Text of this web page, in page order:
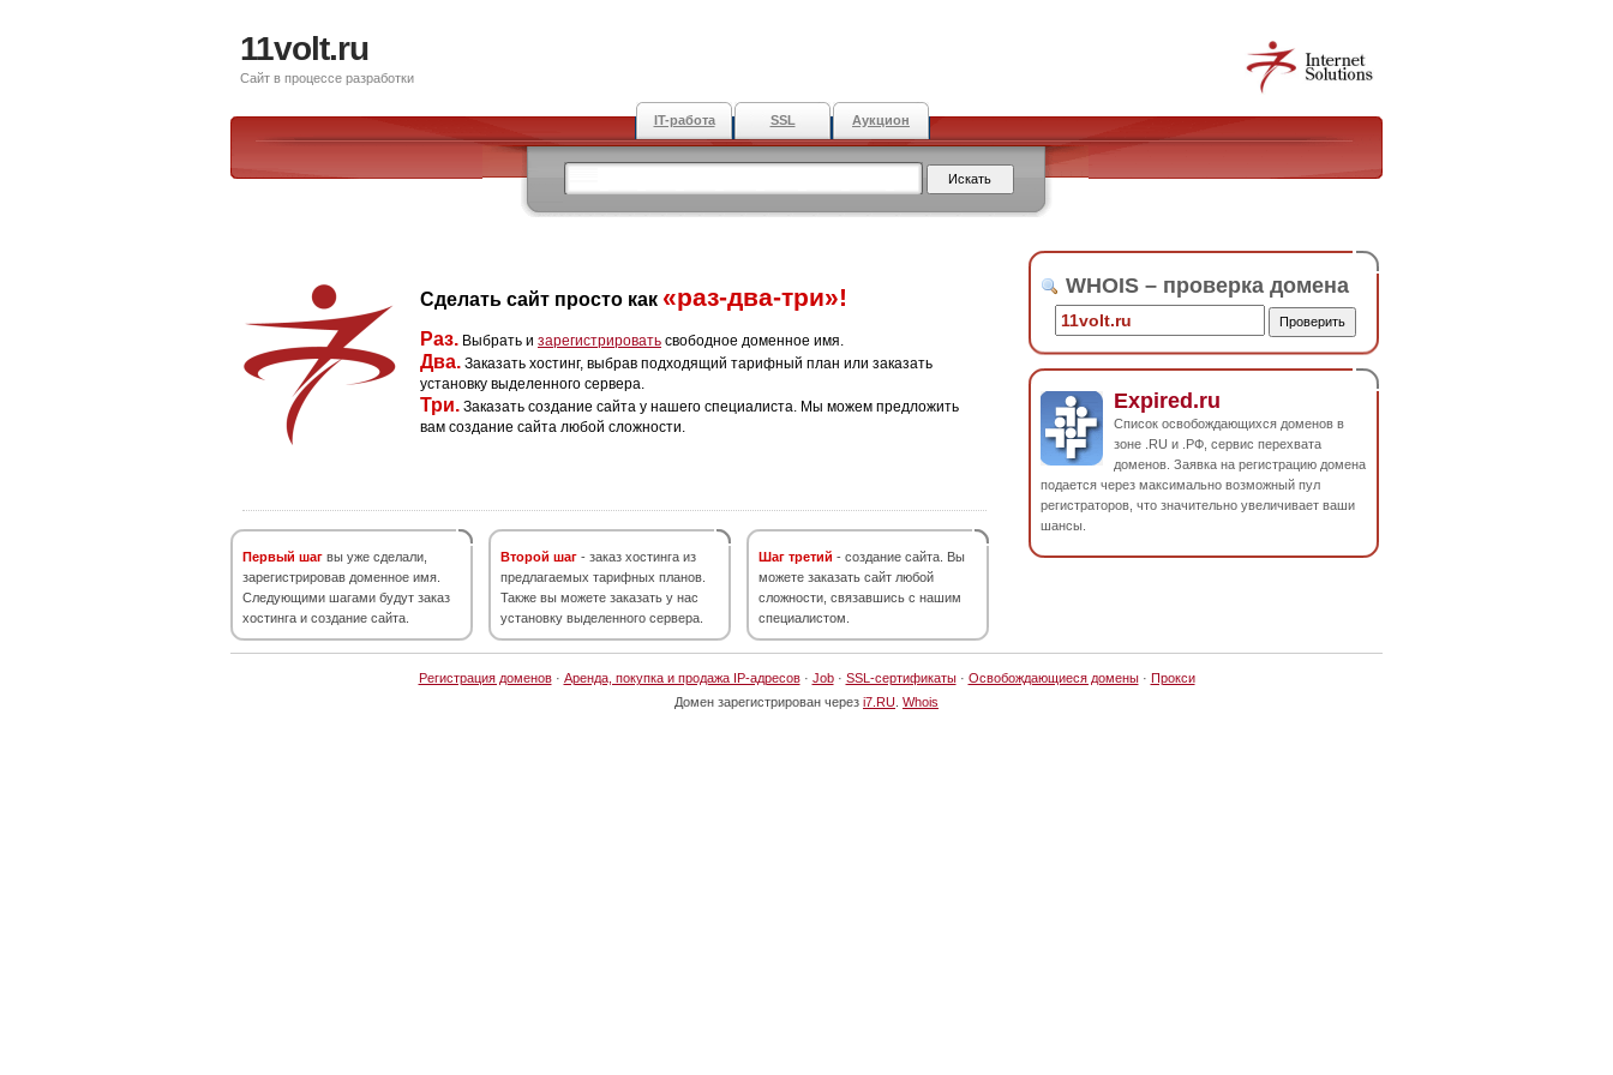
11volt.ru
Сайт в процессе разработки
IT-работа SSL Аукцион
Сделать сайт просто как «раз-два-три»!
Раз. Выбрать и зарегистрировать свободное доменное имя.
Два. Заказать хостинг, выбрав подходящий тарифный план или заказать
установку выделенного сервера.
Три. Заказать создание сайта у нашего специалиста. Мы можем предложить
вам создание сайта любой сложности.
Первый шаг вы уже сделали,
зарегистрировав доменное имя.
Следующими шагами будут заказ
хостинга и создание сайта.
Второй шаг - заказ хостинга из
предлагаемых тарифных планов.
Также вы можете заказать у нас
установку выделенного сервера.
Шаг третий - создание сайта. Вы
можете заказать сайт любой
сложности, связавшись с нашим
специалистом.
WHOIS – проверка домена
Expired.ru
Список освобождающихся доменов в
зоне .RU и .РФ, сервис перехвата
доменов. Заявка на регистрацию домена
подается через максимально возможный пул
регистраторов, что значительно увеличивает ваши
шансы.
Регистрация доменов· Аренда, покупка и продажа IP-адресов· Job· SSL-сертификаты· Освобождающиеся домены· Прокси
Домен зарегистрирован через i7.RU Whois